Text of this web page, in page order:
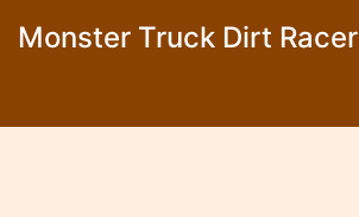
Monster Truck Dirt Racer